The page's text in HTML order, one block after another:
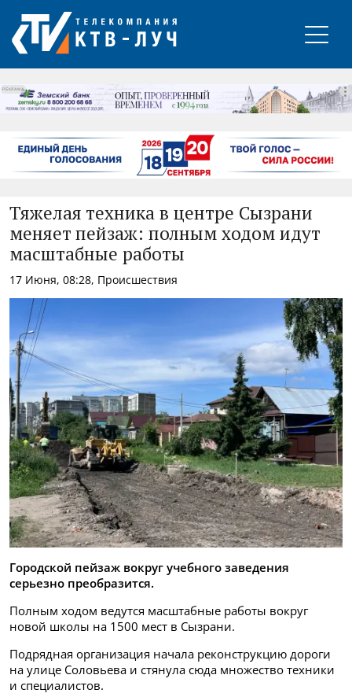
РЕКЛАМА
Тяжелая техника в центре Сызрани
меняет пейзаж: полным ходом идут
масштабные работы
17 Июня, 08:28, Происшествия
Городской пейзаж вокруг учебного заведения
серьезно преобразится.
Полным ходом ведутся масштабные работы вокруг
новой школы на 1500 мест в Сызрани.
Подрядная организация начала реконструкцию дороги
на улице Соловьева и стянула сюда множество техники
и специалистов.